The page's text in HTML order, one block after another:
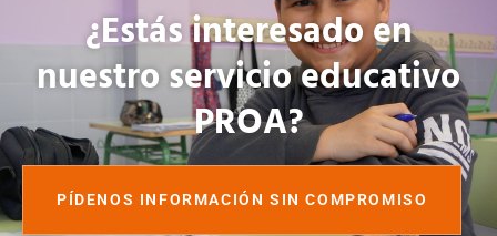
¿Estás interesado en
nuestro servicio educativo
PROA?
PÍDENOS INFORMACIÓN SIN COMPROMISO